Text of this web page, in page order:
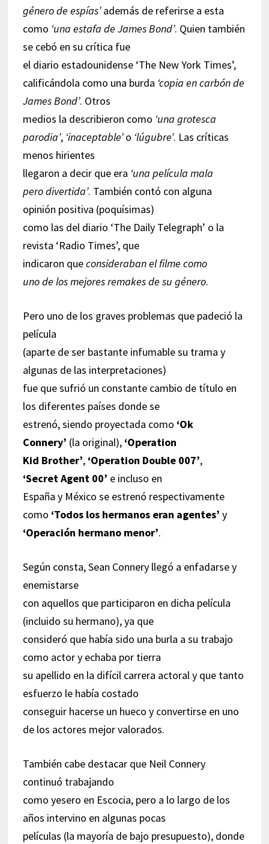
género de espías’además de referirse a esta
como ‘una estafa de James Bond’. Quien también
se cebó en su crítica fue
el diario estadounidense ‘The New York Times’,
calificándola como una burda ‘copia en carbón de
James Bond’. Otros
medios la describieron como ‘una grotesca
parodia’, ‘inaceptable’o ‘lúgubre’. Las críticas
menos hirientes
llegaron a decir que era ‘una película mala
pero divertida’. También contó con alguna
opinión positiva (poquísimas)
como las del diario ‘The Daily Telegraph’ o la
revista ‘Radio Times’, que
indicaron queconsideraban el filme como
uno de los mejores remakes de su género.
Pero uno de los graves problemas que padeció la
película
(aparte de ser bastante infumable su trama y
algunas de las interpretaciones)
fue que sufrió un constante cambio de título en
los diferentes países donde se
estrenó, siendo proyectada como ‘Ok
Connery’ (la original), ‘Operation
Kid Brother’, ‘Operation Double 007’,
‘Secret Agent 00’ e incluso en
España y México se estrenó respectivamente
como ‘Todos los hermanos eran agentes’ y
‘Operación hermano menor’.
Según consta, Sean Connery llegó a enfadarse y
enemistarse
con aquellos que participaron en dicha película
(incluido su hermano), ya que
consideró que había sido una burla a su trabajo
como actor y echaba por tierra
su apellido en la difícil carrera actoral y que tanto
esfuerzo le había costado
conseguir hacerse un hueco y convertirse en uno
de los actores mejor valorados.
También cabe destacar que Neil Connery
continuó trabajando
como yesero en Escocia, pero a lo largo de los
años intervino en algunas pocas
películas (la mayoría de bajo presupuesto), donde